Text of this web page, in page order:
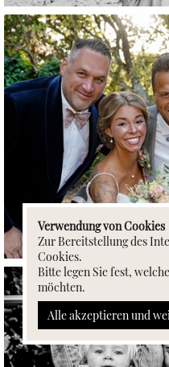
Verwendung von Cookies
Zur Bereitstellung des
Cookies.
Bitte legen Sie fest,
möchten.
Alle akzeptieren und